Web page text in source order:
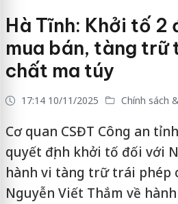
Hà Tĩnh: Khởi tố 2
mua bán, tàng trữ
chất ma túy
17:14 10/11/2025 Chính sách
Cơ quan CSĐT Công an
quyết định khởi tố đối với
hành vi tàng trữ trái phép
Nguyễn Viết Thắm về